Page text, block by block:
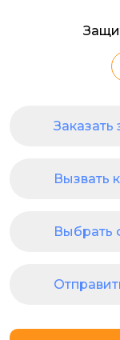
Заказать
Вызвать
Выбрать